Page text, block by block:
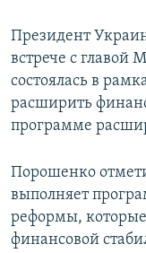
Президент
встрече с главой
состоялась в
расширить
программе
Порошенко
выполняет
реформы,
финансовой